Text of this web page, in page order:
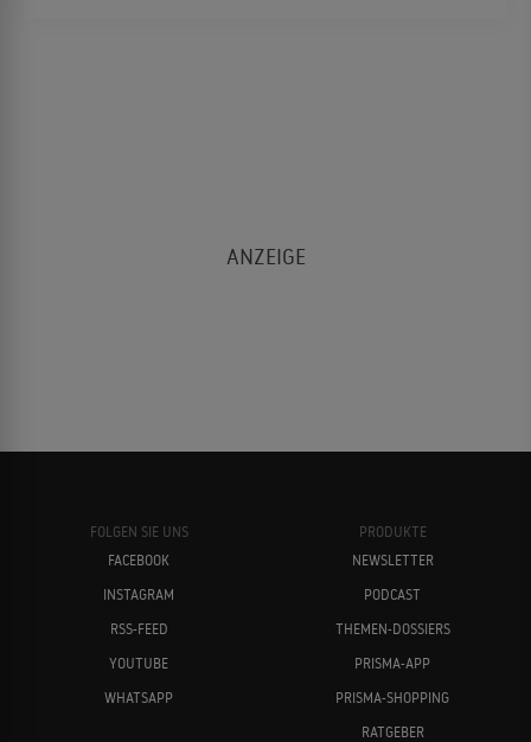
FOLGEN SIE UNS
FACEBOOK
INSTAGRAM
RSS-FEED
YOUTUBE
WHATSAPP
PRODUKTE
NEWSLETTER
PODCAST
THEMEN-DOSSIERS
PRISMA-APP
PRISMA-SHOPPING
RATGEBER